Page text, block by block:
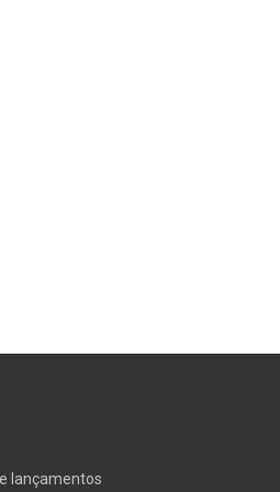
lançamentos